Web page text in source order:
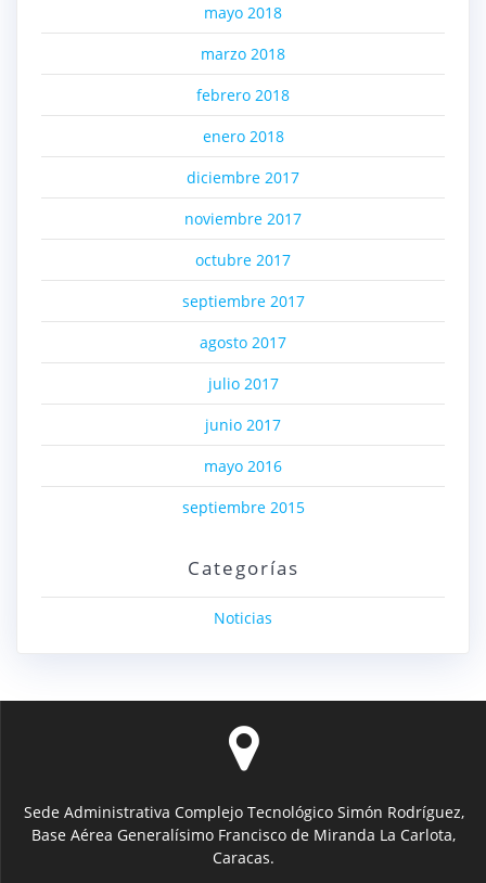
mayo 2018
marzo 2018
febrero 2018
enero 2018
diciembre 2017
noviembre 2017
octubre 2017
septiembre 2017
agosto 2017
julio 2017
junio 2017
mayo 2016
septiembre 2015
Categorías
Noticias
Sede Administrativa Complejo Tecnológico Simón Rodríguez,
Base Aérea Generalísimo Francisco de Miranda La Carlota,
Caracas.